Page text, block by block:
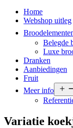
Home
Webshop uitleg
Belegde
Luxe
Dranken
Aanbiedingen
Fruit
Meer info
Variatie